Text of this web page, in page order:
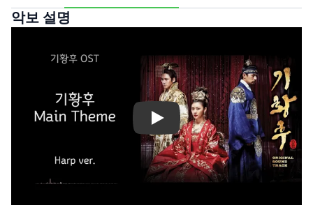
악보 설명
Play